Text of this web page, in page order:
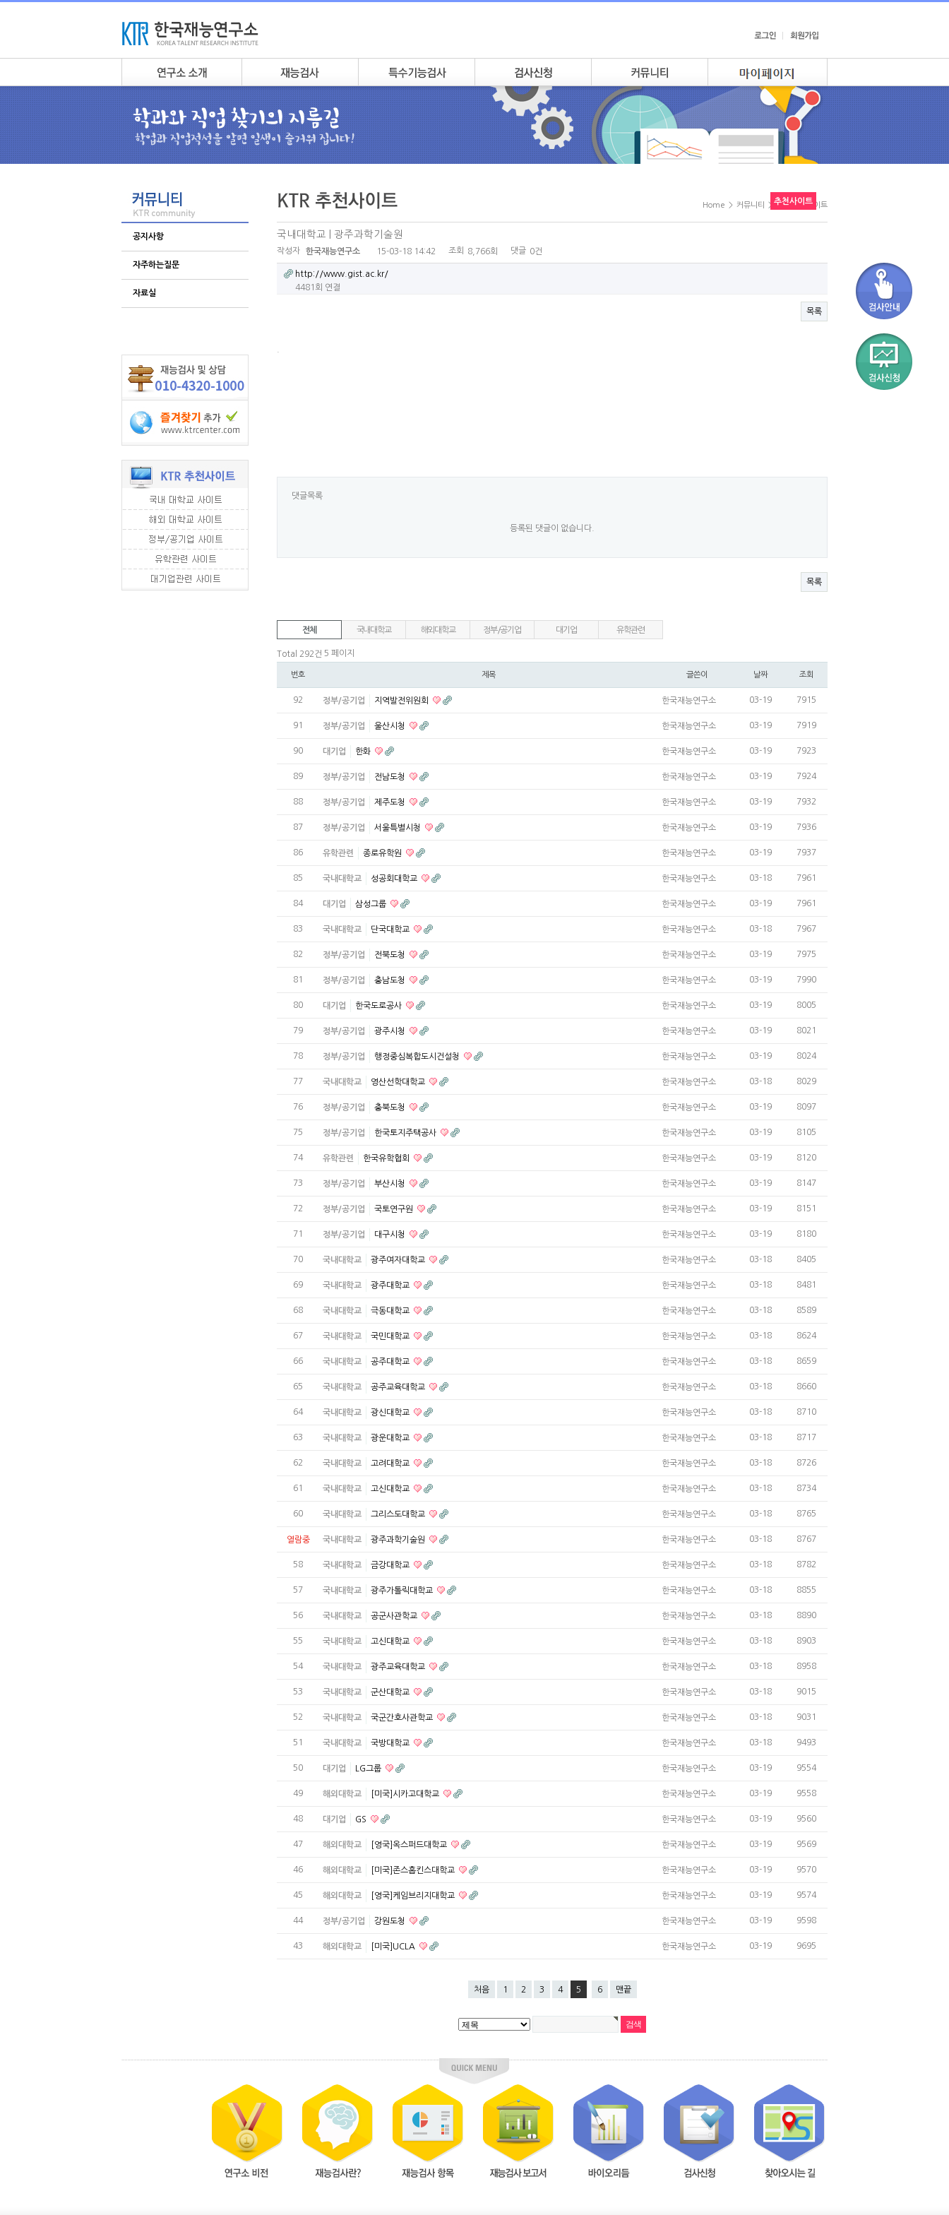
공지사항
자주하는질문
자료실
Home > 커뮤니티 > KTR 추천사이트
추천사이트
국내대학교 | 광주과학기술원
작성자 한국재능연구소 15-03-18 14:42 조회 8,766회 댓글 0건
http://www.gist.ac.kr/
4481회 연결
목록
댓글목록
등록된 댓글이 없습니다.
목록
전체 국내대학교 해외대학교 정부/공기업 대기업 유학관련
Total 292건 5 페이지
번호 제목 글쓴이 날짜 조회
92 정부/공기업 지역발전위원회 한국재능연구소 03-19 7915
91 정부/공기업 울산시청 한국재능연구소 03-19 7919
90 대기업 한화 한국재능연구소 03-19 7923
89 정부/공기업 전남도청 한국재능연구소 03-19 7924
88 정부/공기업 제주도청 한국재능연구소 03-19 7932
87 정부/공기업 서울특별시청 한국재능연구소 03-19 7936
86 유학관련 종로유학원 한국재능연구소 03-19 7937
85 국내대학교 성공회대학교 한국재능연구소 03-18 7961
84 대기업 삼성그룹 한국재능연구소 03-19 7961
83 국내대학교 단국대학교 한국재능연구소 03-18 7967
82 정부/공기업 전북도청 한국재능연구소 03-19 7975
81 정부/공기업 충남도청 한국재능연구소 03-19 7990
80 대기업 한국도로공사 한국재능연구소 03-19 8005
79 정부/공기업 광주시청 한국재능연구소 03-19 8021
78 정부/공기업 행정중심복합도시건설청 한국재능연구소 03-19 8024
77 국내대학교 영산선학대학교 한국재능연구소 03-18 8029
76 정부/공기업 충북도청 한국재능연구소 03-19 8097
75 정부/공기업 한국토지주택공사 한국재능연구소 03-19 8105
74 유학관련 한국유학협회 한국재능연구소 03-19 8120
73 정부/공기업 부산시청 한국재능연구소 03-19 8147
72 정부/공기업 국토연구원 한국재능연구소 03-19 8151
71 정부/공기업 대구시청 한국재능연구소 03-19 8180
70 국내대학교 광주여자대학교 한국재능연구소 03-18 8405
69 국내대학교 광주대학교 한국재능연구소 03-18 8481
68 국내대학교 극동대학교 한국재능연구소 03-18 8589
67 국내대학교 국민대학교 한국재능연구소 03-18 8624
66 국내대학교 공주대학교 한국재능연구소 03-18 8659
65 국내대학교 공주교육대학교 한국재능연구소 03-18 8660
64 국내대학교 광신대학교 한국재능연구소 03-18 8710
63 국내대학교 광운대학교 한국재능연구소 03-18 8717
62 국내대학교 고려대학교 한국재능연구소 03-18 8726
61 국내대학교 고신대학교 한국재능연구소 03-18 8734
60 국내대학교 그리스도대학교 한국재능연구소 03-18 8765
열람중 국내대학교 광주과학기술원 한국재능연구소 03-18 8767
58 국내대학교 금강대학교 한국재능연구소 03-18 8782
57 국내대학교 광주가톨릭대학교 한국재능연구소 03-18 8855
56 국내대학교 공군사관학교 한국재능연구소 03-18 8890
55 국내대학교 고신대학교 한국재능연구소 03-18 8903
54 국내대학교 광주교육대학교 한국재능연구소 03-18 8958
53 국내대학교 군산대학교 한국재능연구소 03-18 9015
52 국내대학교 국군간호사관학교 한국재능연구소 03-18 9031
51 국내대학교 국방대학교 한국재능연구소 03-18 9493
50 대기업 LG그룹 한국재능연구소 03-19 9554
49 해외대학교 [미국]시카고대학교 한국재능연구소 03-19 9558
48 대기업 GS 한국재능연구소 03-19 9560
47 해외대학교 [영국]옥스퍼드대학교 한국재능연구소 03-19 9569
46 해외대학교 [미국]존스홉킨스대학교 한국재능연구소 03-19 9570
45 해외대학교 [영국]케임브리지대학교 한국재능연구소 03-19 9574
44 정부/공기업 강원도청 한국재능연구소 03-19 9598
43 해외대학교 [미국]UCLA 한국재능연구소 03-19 9695
처음 1 2 3 4 5 6 맨끝